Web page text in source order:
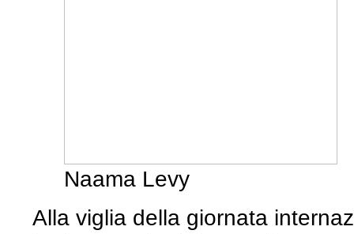
Naama Levy
Alla viglia della giornata